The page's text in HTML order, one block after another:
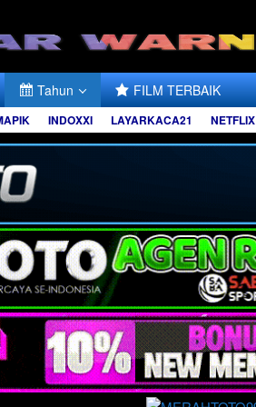
Tahun FILM TERBAIK
INDOXXI LAYARKACA21 NETFLIX